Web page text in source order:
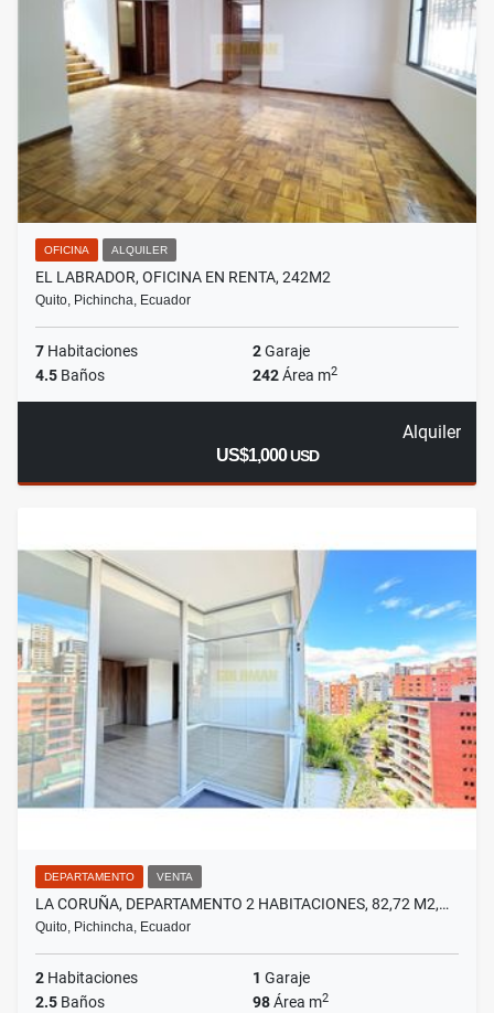
OFICINA ALQUILER
EL LABRADOR, OFICINA EN RENTA, 242M2
Quito, Pichincha, Ecuador
7 Habitaciones 2Garaje
4.5 Baños 242Área m2
Alquiler
US$1,000USD
DEPARTAMENTO VENTA
LA CORUÑA, DEPARTAMENTO 2 HABITACIONES, 82,72 M2,…
Quito, Pichincha, Ecuador
2 Habitaciones 1 Garaje
2.5 Baños 98Área m2